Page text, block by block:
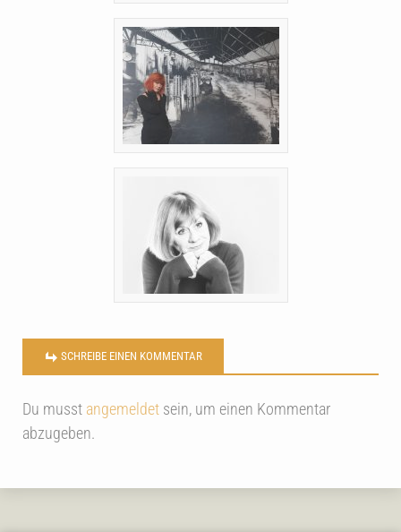
SCHREIBE EINEN KOMMENTAR
Du musst angemeldet sein, um einen Kommentar
abzugeben.